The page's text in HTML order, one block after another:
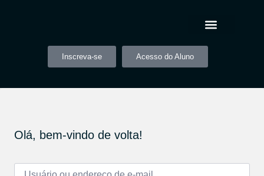
Inscreva-se Acesso do Aluno
Olá, bem-vindo de volta!